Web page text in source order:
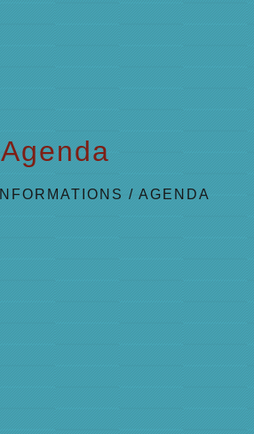
Agenda
INFORMATIONS / AGENDA